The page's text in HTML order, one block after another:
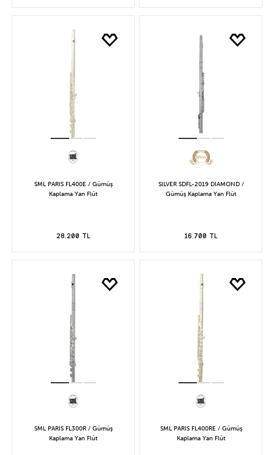
SML PARIS FL400E / Gümüş
Kaplama Yan Flüt
28.200 TL
SILVER SDFL-2019 DIAMOND /
Gümüş Kaplama Yan Flüt
16.700 TL
SML PARIS FL300R / Gümüş
Kaplama Yan Flüt
SML PARIS FL400RE / Gümüş
Kaplama Yan Flüt